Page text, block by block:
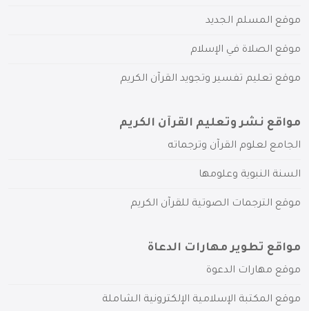
موقع المسلم الجديد
موقع الصلاة في الإسلام
موقع تعليم تفسير وتجويد القرآن الكريم
مواقع نشر وتعليم القرآن الكريم
الجامع لعلوم القرآن وترجماته
السنة النبوية وعلومها
موقع الترجمات الصوتية للقرآن الكريم
مواقع تطوير مهارات الدعاة
موقع مهارات الدعوة
موقع المكتبة الإسلامية الإلكترونية الشاملة